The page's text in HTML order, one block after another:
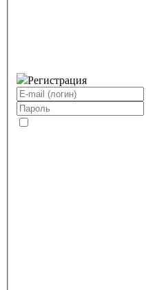
Регистрация